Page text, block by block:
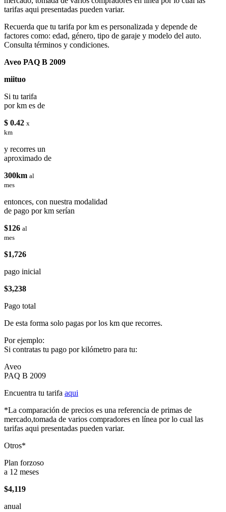
tarifas aqui presentadas pueden variar.
Recuerda que tu tarifa por km es personalizada y depende de
factores como: edad, género, tipo de garaje y modelo del auto.
Consulta términos y condiciones.
Aveo PAQ B 2009
miituo
Si tu tarifa
por km es de
$ 0.42 x
km
y recorres un
aproximado de
300km al
mes
entonces, con nuestra modalidad
de pago por km serían
$126 al
mes
$1,726
pago inicial
$3,238
Pago total
De esta forma solo pagas por los km que recorres.
Por ejemplo:
Si contratas tu pago por kilómetro para tu:
Aveo
PAQ B 2009
Encuentra tu tarifa aqui
*La comparación de precios es una referencia de primas de
mercado,tomada de varios compradores en línea por lo cual las
tarifas aqui presentadas pueden variar.
Otros*
Plan forzoso
a 12 meses
$4,119
anual